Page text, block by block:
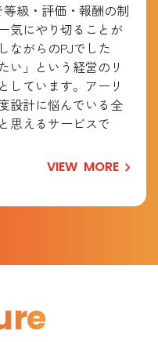
級・評価・報酬の制
気にやり切ることが
ながらのPJでした
い」という経営のリ
しています。アーリ
設計に悩んでいる全
思えるサービスで
VIEW MORE